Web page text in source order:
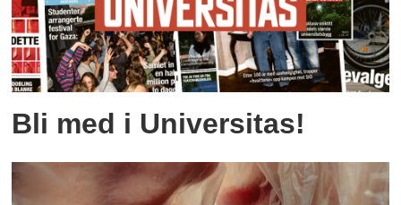
Bli med i Universitas!